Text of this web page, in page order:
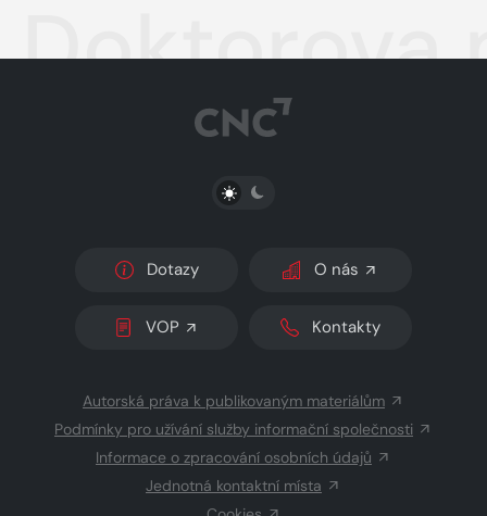
Doktorova
PŘEPNOUT SVĚTLÝ/TMAVÝ REŽIM
Dotazy O nás
VOP Kontakty
Autorská práva k publikovaným materiálům
Podmínky pro užívání služby informační společnosti
Informace o zpracování osobních údajů
Jednotná kontaktní místa